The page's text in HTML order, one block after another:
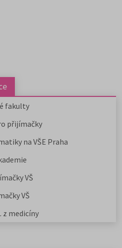
možnosti mimo veřejné VŠ.
fakulty
přijímačky
na VŠE Praha
VŠ
VŠ
z medicíny